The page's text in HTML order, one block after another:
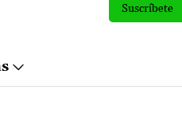
Suscríbete